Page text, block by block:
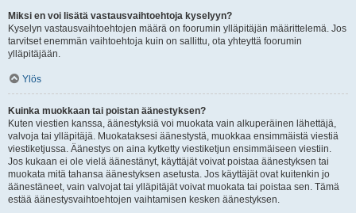
Miksi en voi lisätä vastausvaihtoehtoja kyselyyn?
Kyselyn vastausvaihtoehtojen määrä on foorumin ylläpitäjän määrittelemä. Jos
tarvitset enemmän vaihtoehtoja kuin on sallittu, ota yhteyttä foorumin
ylläpitäjään.
Ylös
Kuinka muokkaan tai poistan äänestyksen?
Kuten viestien kanssa, äänestyksiä voi muokata vain alkuperäinen lähettäjä,
valvoja tai ylläpitäjä. Muokataksesi äänestystä, muokkaa ensimmäistä viestiä
viestiketjussa. Äänestys on aina kytketty viestiketjun ensimmäiseen viestiin.
Jos kukaan ei ole vielä äänestänyt, käyttäjät voivat poistaa äänestyksen tai
muokata mitä tahansa äänestyksen asetusta. Jos käyttäjät ovat kuitenkin jo
äänestäneet, vain valvojat tai ylläpitäjät voivat muokata tai poistaa sen. Tämä
estää äänestysvaihtoehtojen vaihtamisen kesken äänestyksen.